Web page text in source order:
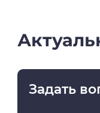
Задать